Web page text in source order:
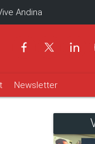
Andina
Newsletter